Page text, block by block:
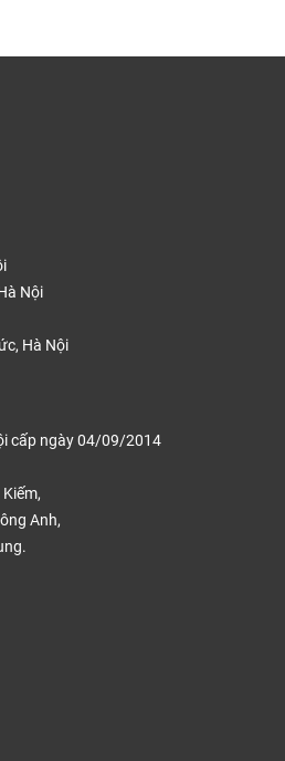
là dòng sàn Vinyl thiết kế độ dày
keo dán chuyên dụng.
Nội
Hà Nội
cấp ngày 04/09/2014
Anh,